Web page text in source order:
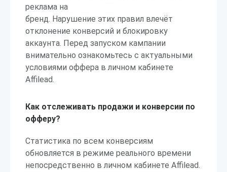
реклама на
бренд. Нарушение этих правил влечёт
отклонение конверсий и блокировку
аккаунта. Перед запуском кампании
внимательно ознакомьтесь с актуальными
условиями оффера в личном кабинете
Affilead.
Как отслеживать продажи и конверсии по
офферу?
Статистика по всем конверсиям
обновляется в режиме реального времени
непосредственно в личном кабинете Affilead.